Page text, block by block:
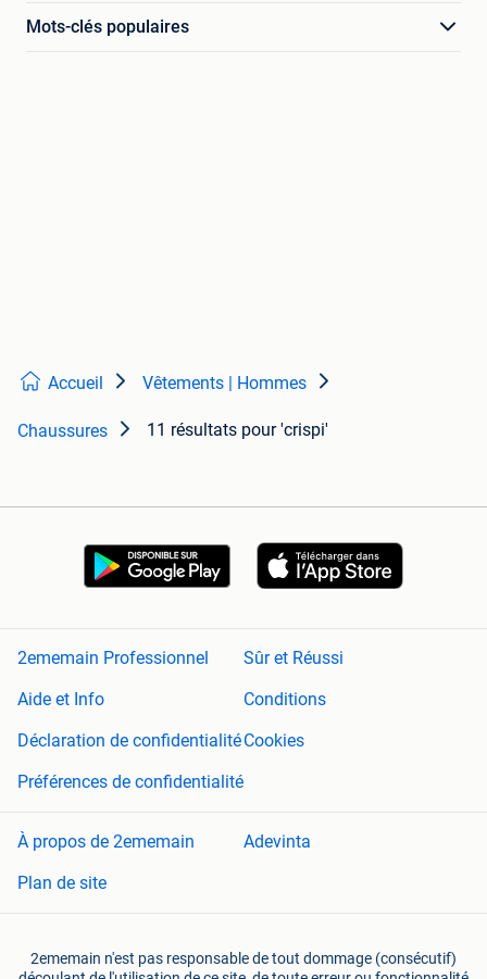
Mots-clés populaires
Accueil Vêtements | Hommes
Chaussures 11 résultats pour 'crispi'
2ememain Professionnel
Sûr et Réussi
Aide et Info
Conditions
Déclaration de confidentialitéCookies
Préférences de confidentialité
À propos de 2ememain
Adevinta
Plan de site
2ememain n'est pas responsable de tout dommage (consécutif)